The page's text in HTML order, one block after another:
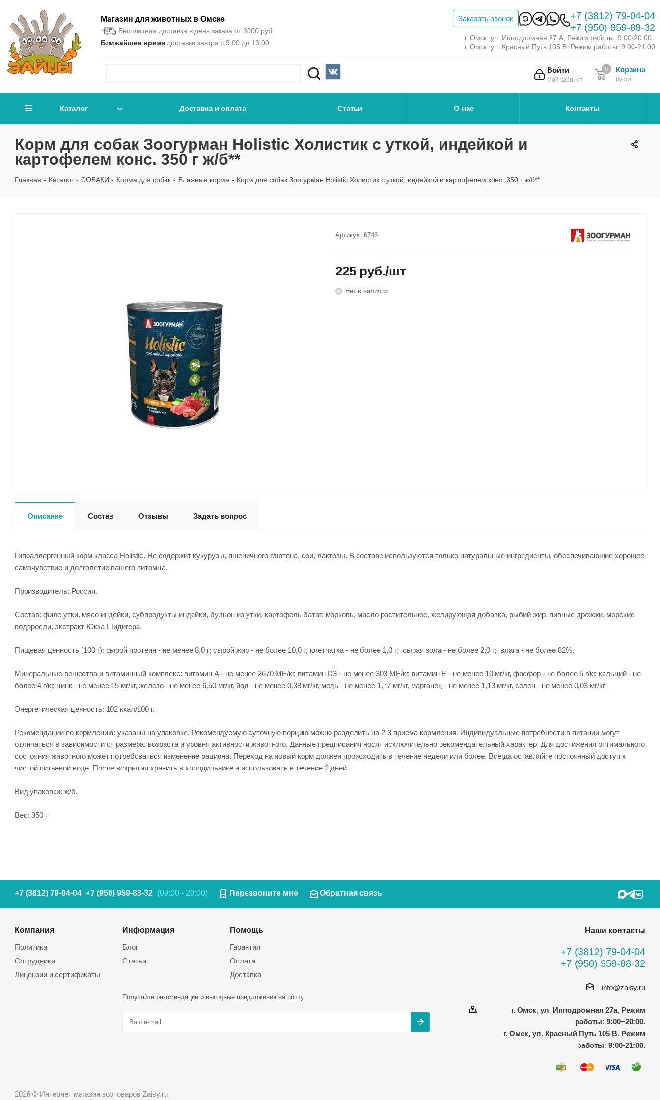
Магазин для животных в Омске
Бесплатная доставка в день заказа от 3000 руб.
Ближайшее время доставки завтра с 9:00 до 13:00
Заказать звонок
+7 (3812) 79-04-04
+7 (950) 959-88-32
г. Омск, ул. Ипподромная 27 А, Режим работы: 9:00-20:00
г. Омск, ул. Красный Путь 105 В. Режим работы: 9:00-21:00
Войти
Мой кабинет
Корзина
пуста
0
Каталог Доставка и оплата Статьи О нас Контакты
Корм для собак Зоогурман Holistic Холистик с уткой, индейкой и
картофелем конс. 350 г ж/б**
Главная - Каталог - СОБАКИ - Корма для собак - Влажные корма - Корм для собак Зоогурман Holistic Холистик с уткой, индейкой и картофелем конс. 350 г ж/б**
Артикул: 6746
225 руб./шт
Нет в наличии
Описание Состав Отзывы Задать вопрос
Гипоаллергенный корм класса Holistic. Не содержит кукурузы, пшеничного глютена, сои, лактозы. В составе используются только натуральные ингредиенты, обеспечивающие хорошее
самочувствие и долголетие вашего питомца.
Производитель: Россия.
Состав: филе утки, мясо индейки, субпродукты индейки, бульон из утки, картофель батат, морковь, масло растительное, желирующая добавка, рыбий жир, пивные дрожжи, морские
водоросли, экстракт Юкка Шидигера.
Пищевая ценность (100 г): сырой протеин - не менее 8,0 г; сырой жир - не более 10,0 г; клетчатка - не более 1,0 г; сырая зола - не более 2,0 г; влага - не более 82%.
Минеральные вещества и витаминный комплекс: витамин А - не менее 2670 МЕ/кг, витамин D3 - не менее 303 МЕ/кг, витамин Е - не менее 10 мг/кг, фосфор - не более 5 г/кг, кальций - не
более 4 г/кг, цинк - не менее 15 мг/кг, железо - не менее 6,50 мг/кг, йод - не менее 0,38 мг/кг, медь - не менее 1,77 мг/кг, марганец - не менее 1,13 мг/кг, селен - не менее 0,03 мг/кг.
Энергетическая ценность: 102 ккал/100 г.
Рекомендации по кормлению: указаны на упаковке. Рекомендуемую суточную порцию можно разделить на 2-3 приема кормления. Индивидуальные потребности в питании могут
отличаться в зависимости от размера, возраста и уровня активности животного. Данные предписания носят исключительно рекомендательный характер. Для достижения оптимального
состояния животного может потребоваться изменение рациона. Переход на новый корм должен происходить в течение недели или более. Всегда оставляйте постоянный доступ к
чистой питьевой воде. После вскрытия хранить в холодильнике и использовать в течение 2 дней.
Вид упаковки: ж/б.
Вес: 350 г
+7 (3812) 79-04-04 +7 (950) 959-88-32 (09:00 - 20:00) Перезвоните мне Обратная связь
Компания
Политика
Сотрудники
Лицензии и сертификаты
Информация
Блог
Статьи
Помощь
Гарантия
Оплата
Доставка
Получайте рекомендации и выгодные предложения на почту
Наши контакты
+7 (3812) 79-04-04
+7 (950) 959-88-32
info@zaisy.ru
г. Омск, ул. Ипподромная 27а, Режим
работы: 9:00−20:00.
г. Омск, ул. Красный Путь 105 В. Режим
работы: 9:00-21:00.
2026 © Интернет магазин зоотоваров Zaisy.ru